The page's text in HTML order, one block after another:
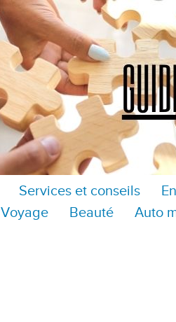
Services et conseils
Voyage Beauté Auto